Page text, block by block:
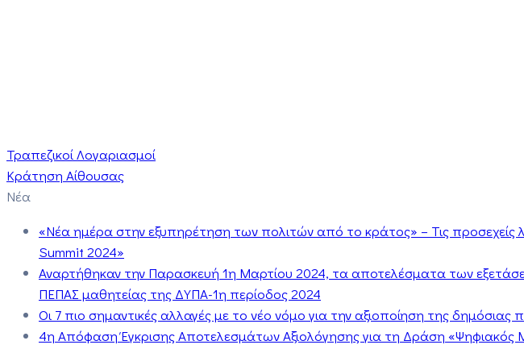
Τραπεζικοί Λογαριασμοί
Κράτηση Αίθουσας
Νέα
«Νέα ημέρα στην εξυπηρέτηση των πολιτών από το κράτος» – Τις
Summit 2024»
Αναρτήθηκαν την Παρασκευή 1η Μαρτίου 2024, τα αποτελέσματα των
ΠΕΠΑΣ μαθητείας της ΔΥΠΑ-1η περίοδος 2024
Οι 7 πιο σημαντικές αλλαγές με το νέο νόμο για την αξιοποίηση της δημόσιας
4η Απόφαση Έγκρισης Αποτελεσμάτων Αξιολόγησης για τη Δράση «Ψηφιακός